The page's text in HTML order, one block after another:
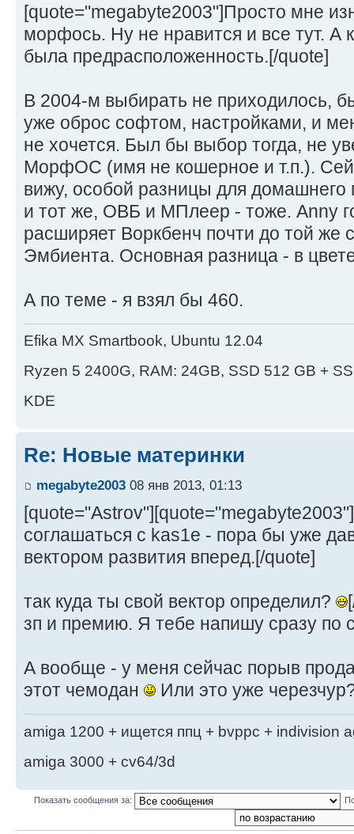
[quote="megabyte2003"]Просто мне
морфось. Ну не нравится и все тут. А
была предрасположенность.[/quote]
В 2004-м выбирать не приходилось,
уже оброс софтом, настройками, и
не хочется. Был бы выбор тогда, не
МорфОС (имя не кошерное и т.п.).
вижу, особой разницы для домашнего
и тот же, ОВБ и МПлеер - тоже. Anny
расширяет Воркбенч почти до той же
Эмбиента. Основная разница - в
А по теме - я взял бы 460.
Efika MX Smartbook, Ubuntu 12.04
Ryzen 5 2400G, RAM: 24GB, SSD 512 GB +
KDE
Re: Новые материнки
megabyte2003 08 янв 2013, 01:13
соглашаться с kas1e - пора бы уже
вектором развития вперед.[/quote]
так куда ты свой вектор определил?
зп и премию. Я тебе напишу сразу по
А вообще - у меня сейчас порыв
этот чемодан
Или это уже
amiga 1200 + ищется ппц + bvppc + indivision
amiga 3000 + cv64/3d
Показать сообщения за: